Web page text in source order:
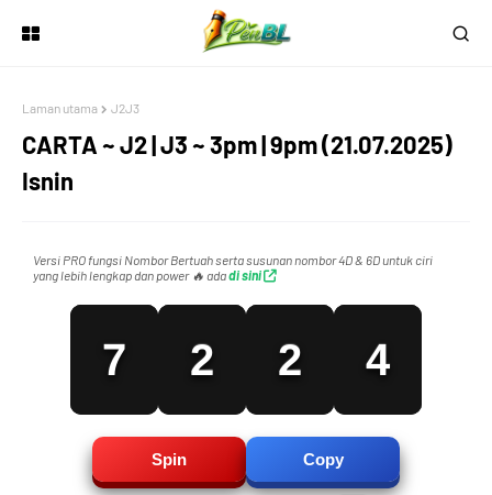
Laman utama J2J3
CARTA ~ J2 | J3 ~ 3pm | 9pm (21.07.2025)
Isnin
Versi PRO fungsi Nombor Bertuah serta susunan nombor 4D & 6D untuk ciri
yang lebih lengkap dan power 🔥 adadi sini
5
6
7
8
0
1
2
3
0
1
2
3
2
3
4
5
Spin Copy